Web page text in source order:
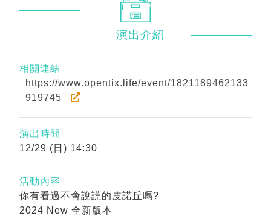
演出介紹
相關連結
https://www.opentix.life/event/1821189462133
919745
演出時間
12/29 (日) 14:30
活動內容
你有看過不會說謊的皮諾丘嗎?
2024 New 全新版本